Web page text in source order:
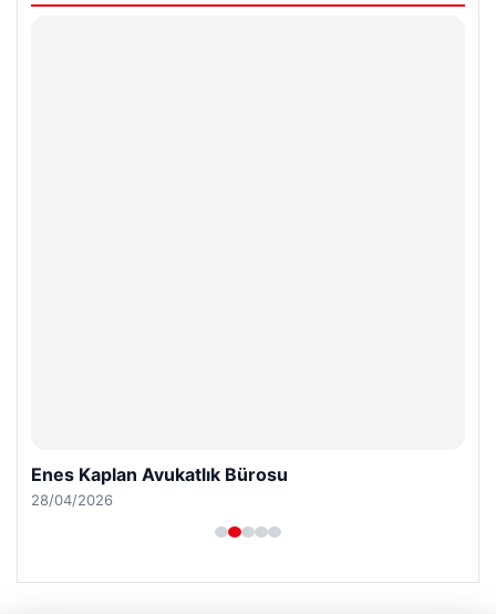
Enes Kaplan Avukatlık Bürosu
28/04/2026